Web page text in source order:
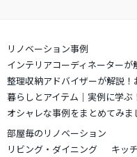
リノベーション事例
インテリアコーディネーターが
整理収納アドバイザーが解説
暮らしとアイテム｜実例に学ぶ
オシャレな事例をまとめてみま
部屋毎のリノベーション
リビング・ダイニング
キッ